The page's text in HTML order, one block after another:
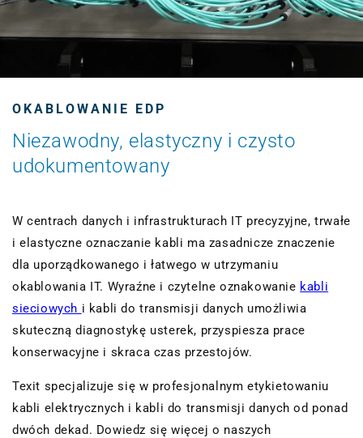
OKABLOWANIE EDP
Niezawodny, elastyczny i czysto
udokumentowany
W centrach danych i infrastrukturach IT precyzyjne, trwałe
i elastyczne oznaczanie kabli ma zasadnicze znaczenie
dla uporządkowanego i łatwego w utrzymaniu
okablowania IT. Wyraźne i czytelne oznakowanie kabli
sieciowych i kabli do transmisji danych umożliwia
skuteczną diagnostykę usterek, przyspiesza prace
konserwacyjne i skraca czas przestojów.
Texit specjalizuje się w profesjonalnym etykietowaniu
kabli elektrycznych i kabli do transmisji danych od ponad
dwóch dekad. Dowiedz się więcej o naszych